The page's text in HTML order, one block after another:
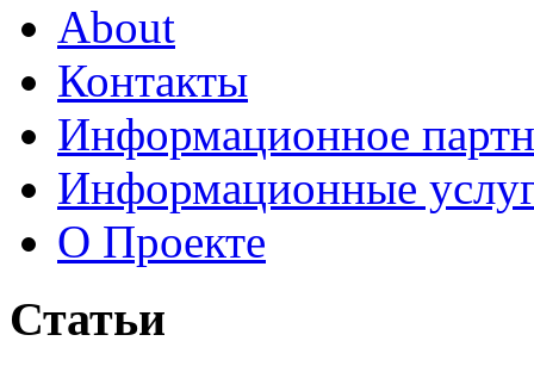
About
Контакты
Информационное
Информационные
О Проекте
Статьи